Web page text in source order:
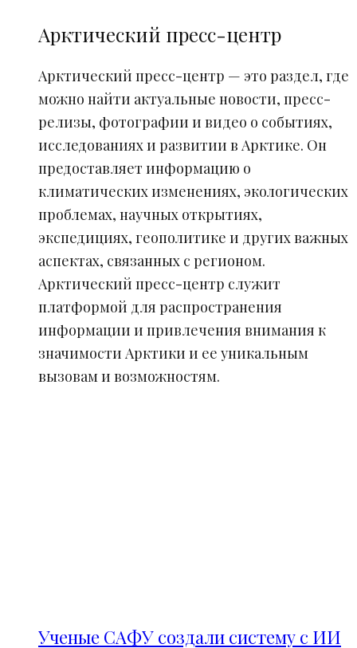
Арктический пресс-центр
Арктический пресс-центр — это раздел, где
можно найти актуальные новости, пресс-
релизы, фотографии и видео о событиях,
исследованиях и развитии в Арктике. Он
предоставляет информацию о
климатических изменениях, экологических
проблемах, научных открытиях,
экспедициях, геополитике и других важных
аспектах, связанных с регионом.
Арктический пресс-центр служит
платформой для распространения
информации и привлечения внимания к
значимости Арктики и ее уникальным
вызовам и возможностям.
Ученые САФУ создали систему с ИИ